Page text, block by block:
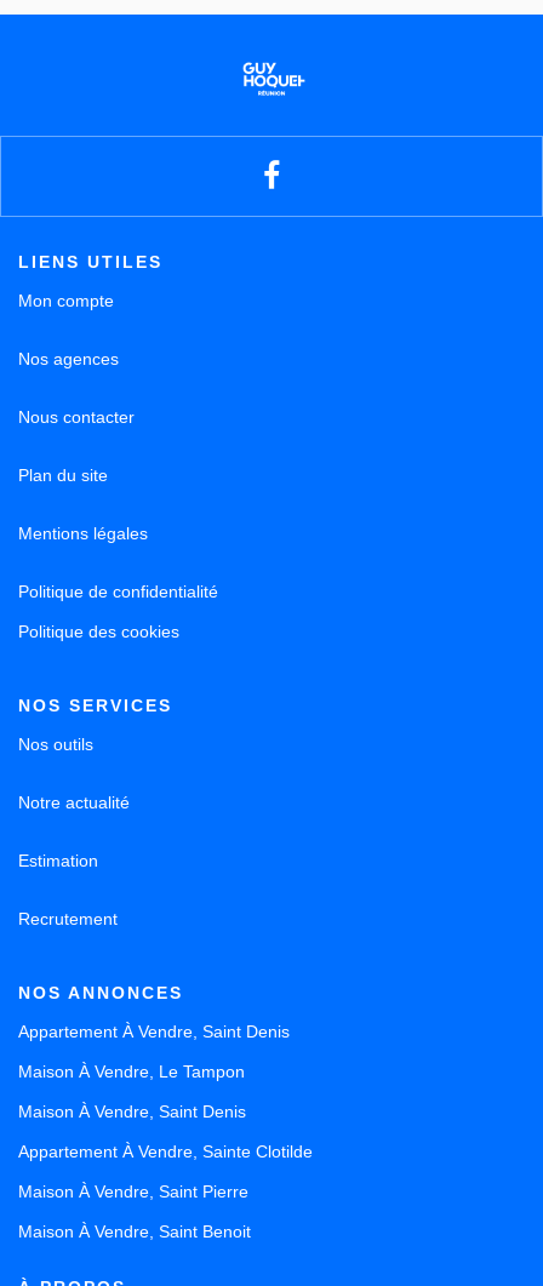
LIENS UTILES
Mon compte
Nos agences
Nous contacter
Plan du site
Mentions légales
Politique de confidentialité
Politique des cookies
NOS SERVICES
Nos outils
Notre actualité
Estimation
Recrutement
NOS ANNONCES
Appartement À Vendre, Saint Denis
Maison À Vendre, Le Tampon
Maison À Vendre, Saint Denis
Appartement À Vendre, Sainte Clotilde
Maison À Vendre, Saint Pierre
Maison À Vendre, Saint Benoit